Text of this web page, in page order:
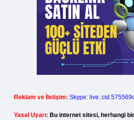
Reklam ve İletişim: Skype:
Yasal Uyarı: Bu internet sitesi, herhangi